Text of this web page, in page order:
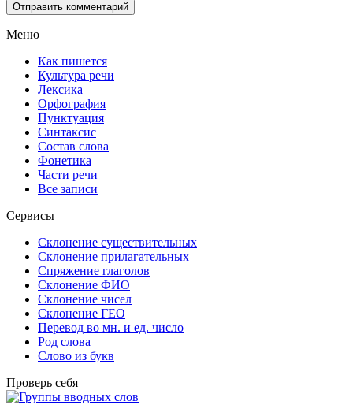
Меню
Как пишется
Культура речи
Лексика
Орфография
Пунктуация
Синтаксис
Состав слова
Фонетика
Части речи
Все записи
Сервисы
Склонение существительных
Склонение прилагательных
Спряжение глаголов
Склонение ФИО
Склонение чисел
Склонение ГЕО
Перевод во мн. и ед. число
Род слова
Слово из букв
Проверь себя